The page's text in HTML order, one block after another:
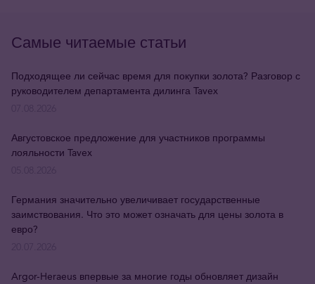
Самые читаемые статьи
Подходящее ли сейчас время для покупки золота? Разговор с
руководителем департамента дилинга Tavex
Августовское предложение для участников программы
лояльности Tavex
Германия значительно увеличивает государственные
заимствования. Что это может означать для цены золота в
евро?
Argor-Heraeus впервые за многие годы обновляет дизайн